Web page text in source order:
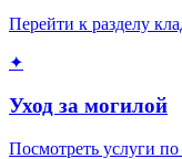
Перейти к разделу
✦
Уход за могилой
Посмотреть услуги